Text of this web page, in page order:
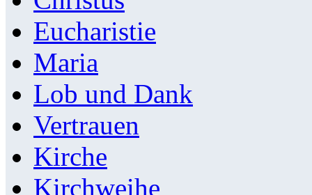
Eucharistie
Maria
Lob und Dank
Vertrauen
Kirche
Kirchweihe